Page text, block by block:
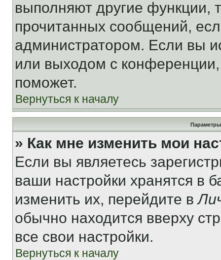
выполняют другие функции,
прочитанных сообщений,
администратором. Если вы
или выходом с
поможет.
Вернуться к началу
Параметры
» Как мне изменить мои
Если вы являетесь
ваши настройки хранятся в
изменить их, перейдите в
обычно находится вверху
все свои настройки.
Вернуться к началу